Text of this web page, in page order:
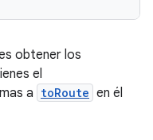
obtener los
el
a toRoute en él